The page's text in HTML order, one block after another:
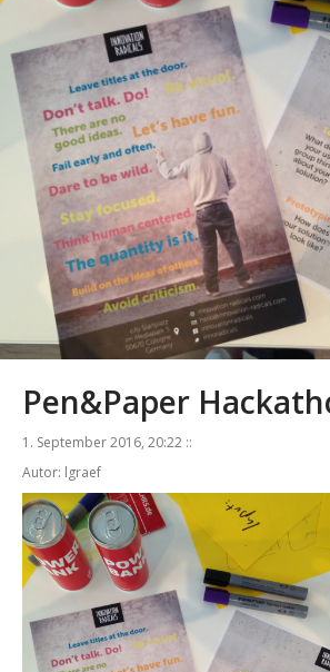
Pen&Paper
1. September 2016, 20:22 ::
Autor: lgraef